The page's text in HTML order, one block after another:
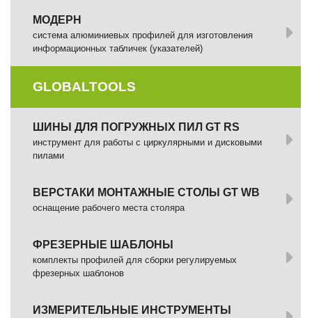
МОДЕРН
система алюминиевых профилей для изготовления
информационных табличек (указателей)
GLOBALTOOLS
ШИНЫ ДЛЯ ПОГРУЖНЫХ ПИЛ GT RS
инструмент для работы с циркулярными и дисковыми
пилами
ВЕРСТАКИ МОНТАЖНЫЕ СТОЛЫ GT WB
оснащение рабочего места столяра
ФРЕЗЕРНЫЕ ШАБЛОНЫ
комплекты профилей для сборки регулируемых
фрезерных шаблонов
ИЗМЕРИТЕЛЬНЫЕ ИНСТРУМЕНТЫ